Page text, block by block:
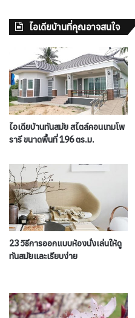
ไอเดียบ้านที่คุณอาจสนใจ
ไอเดียบ้านทันสมัย สไตล์คอนเทมโพ
รารี ขนาดพื้นที่ 196 ตร.ม.
23 วิธีการออกแบบห้องนั่งเล่นให้ดู
ทันสมัยและเรียบง่าย